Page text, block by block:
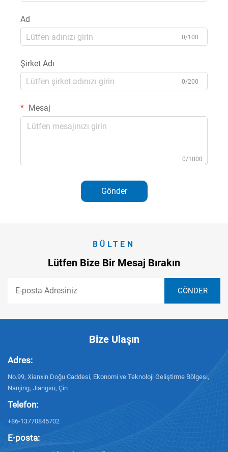
Ad
0/100
Şirket Adı
0/200
Mesaj
0/1000
Gönder
BÜLTEN
Lütfen Bize Bir Mesaj Bırakın
Bize Ulaşın
Adres:
No.99, Xianxin Doğu Caddesi, Ekonomi ve Teknoloji Geliştirme Bölgesi,
Nanjing, Jiangsu, Çin
Telefon:
+86-13770845702
E-posta: